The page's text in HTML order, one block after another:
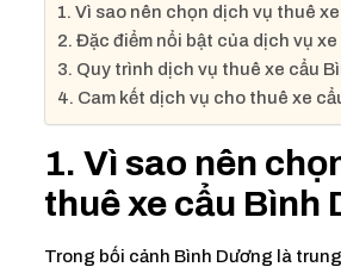
1. Vì sao nên chọn dịch vụ thuê
2. Đặc điểm nổi bật của dịch vụ
3. Quy trình dịch vụ thuê xe cẩu
4. Cam kết dịch vụ cho thuê xe
1. Vì sao nên
thuê xe cẩu Bình
Trong bối cảnh Bình Dương là